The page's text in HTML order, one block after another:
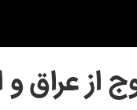
عراق و